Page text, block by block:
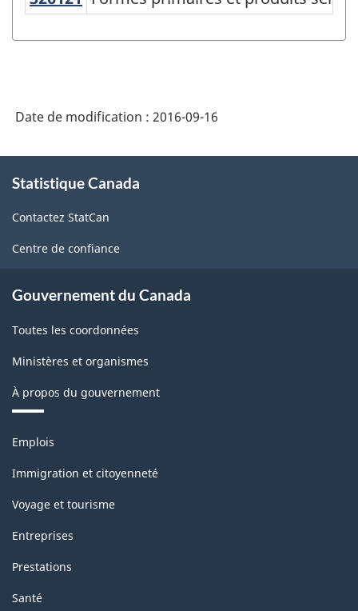
2012
1.1
-
Fabrication
et
forestière
de
la
Date de modification : 2016-09-16
propos
ce
site
Statistique Canada
Contactez StatCan
Centre de confiance
Gouvernement du Canada
Toutes les coordonnées
Ministères et organismes
À propos du gouvernement
Thèmes
sujets
Emplois
Immigration et citoyenneté
Voyage et tourisme
Entreprises
Prestations
Santé